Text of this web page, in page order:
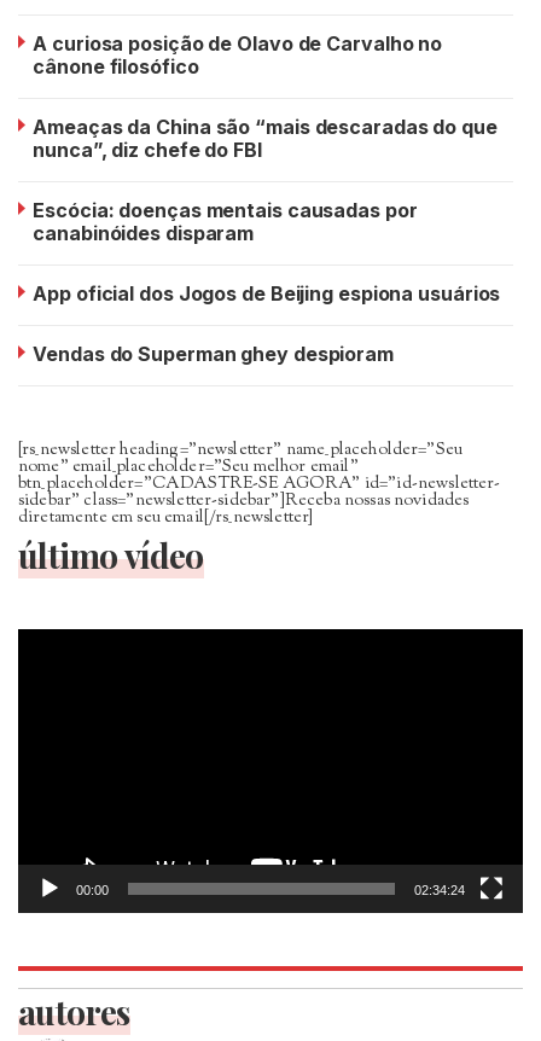
A curiosa posição de Olavo de Carvalho no
cânone filosófico
Ameaças da China são “mais descaradas do que
nunca”, diz chefe do FBI
Escócia: doenças mentais causadas por
canabinóides disparam
App oficial dos Jogos de Beijing espiona usuários
Vendas do Superman ghey despioram
[rs_newsletter heading=”newsletter” name_placeholder=”Seu
nome” email_placeholder=”Seu melhor email”
btn_placeholder=”CADASTRE-SE AGORA” id=”id-newsletter-
sidebar” class=”newsletter-sidebar”]Receba nossas novidades
diretamente em seu email[/rs_newsletter]
último vídeo
Tocador
00:00 02:34:24
autores